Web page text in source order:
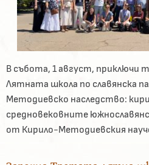
В събота, 1 август, приключи
Лятната школа по славянска
Методиевско наследство:
средновековните
от Кирило-Методиевския